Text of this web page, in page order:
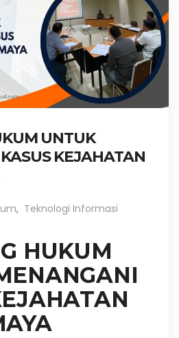
UNTUK
KEJAHATAN
, Teknologi Informasi
HUKUM